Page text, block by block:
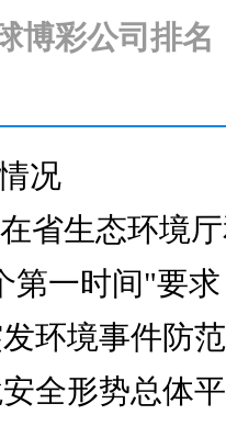
博彩公司排名
况
省生态环境
第一时间"要
环境事件防
全形势总体